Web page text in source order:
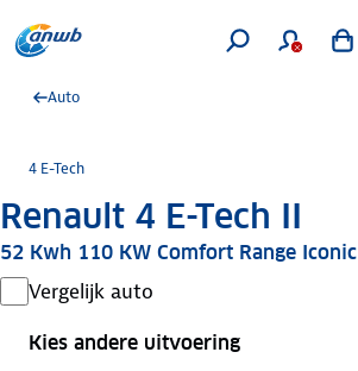
Auto
4 E-Tech
Renault 4 E-Tech II
52 Kwh 110 KW Comfort Range Iconic
Vergelijk auto
Kies andere uitvoering